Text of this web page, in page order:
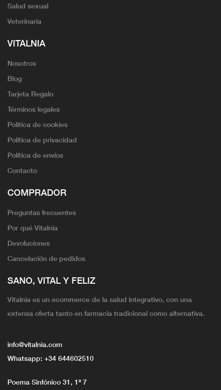
Salud sexual
Veterinaria
VITALNIA
Nosotros
Blog
Tarjeta Regalo
Términos legales
Política de cookies
Política de privacidad
Política de envíos
Contacto
COMPRADOR
Preguntas frecuentes
Por qué Vitalnia
Devoluciones
Cancelación de pedidos
SANO, VITAL Y FELIZ
Vitalnia es un ecommerce de la salud integrativo, con una
extensa oferta tanto en farmacia tradicional como alternativa.
info@vitalnia.com
Whatsapp: +34 644602510
Poema Sinfónico 31, 1ª 7